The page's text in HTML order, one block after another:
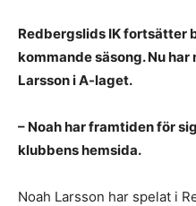
Redbergslids IK fortsätter
kommande säsong. Nu
Larsson i A-laget.
– Noah har framtiden för
klubbens hemsida.
Noah Larsson har spelat i